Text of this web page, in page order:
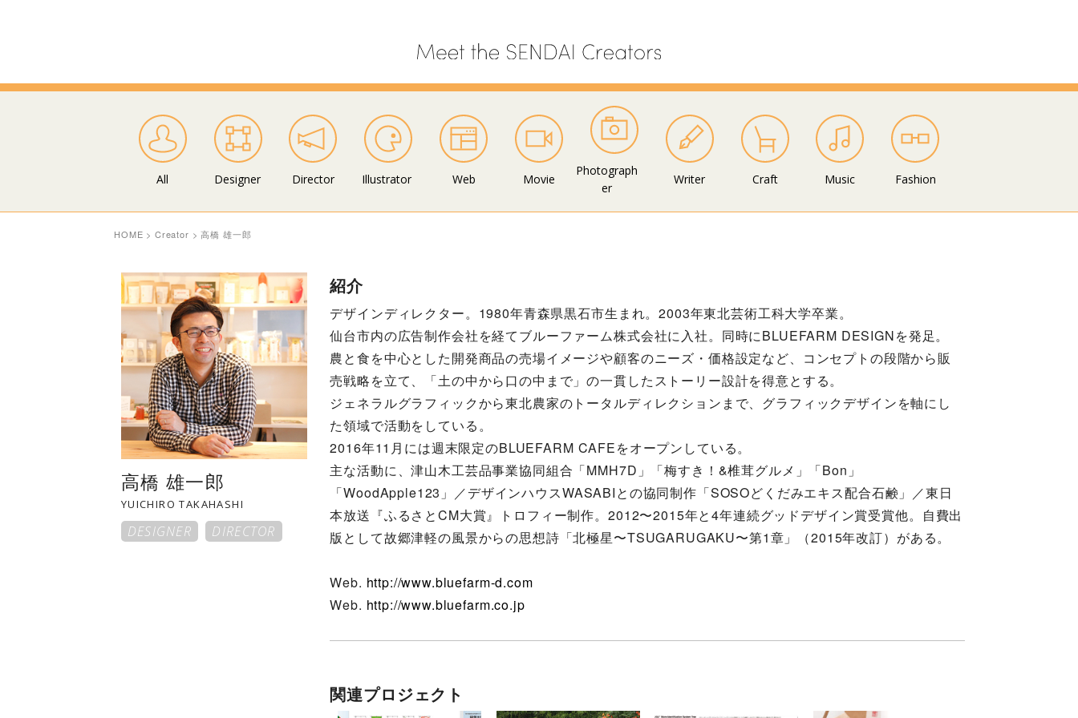
All Designer Director Illustrator Web Movie
Photograph
er
Writer Craft Music Fashion
HOME > Creator >高橋 雄一郎
高橋 雄一郎
YUICHIRO TAKAHASHI
DESIGNER DIRECTOR
紹介
デザインディレクター。1980年青森県黒石市生まれ。2003年東北芸術工科大学卒業。
仙台市内の広告制作会社を経てブルーファーム株式会社に入社。同時にBLUEFARM DESIGNを発足。
農と食を中心とした開発商品の売場イメージや顧客のニーズ・価格設定など、コンセプトの段階から販
売戦略を立て、「土の中から口の中まで」の一貫したストーリー設計を得意とする。
ジェネラルグラフィックから東北農家のトータルディレクションまで、グラフィックデザインを軸にし
た領域で活動をしている。
2016年11月には週末限定のBLUEFARM CAFEをオープンしている。
主な活動に、津山木工芸品事業協同組合「MMH7D」「梅すき！&椎茸グルメ」「Bon」
「WoodApple123」／デザインハウスWASABIとの協同制作「SOSOどくだみエキス配合石鹸」／東日
本放送『ふるさとCM大賞』トロフィー制作。2012〜2015年と4年連続グッドデザイン賞受賞他。自費出
版として故郷津軽の風景からの思想詩「北極星〜TSUGARUGAKU〜第1章」（2015年改訂）がある。
Web. http://www.bluefarm-d.com
Web. http://www.bluefarm.co.jp
関連プロジェクト